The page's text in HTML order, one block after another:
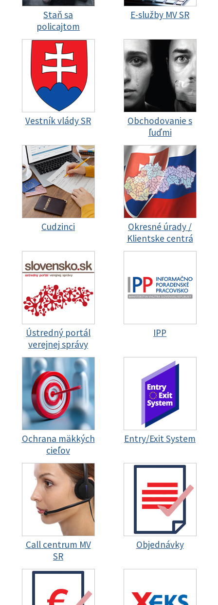
Staň sa
policajtom
E-služby MV SR
Vestník vlády SR
Obchodovanie s
ľuďmi
Cudzinci
Okresné úrady /
Klientske centrá
Ústredný portál
verejnej správy
IPP
Ochrana mäkkých
cieľov
Entry/Exit System
Call centrum MV
SR
Objednávky